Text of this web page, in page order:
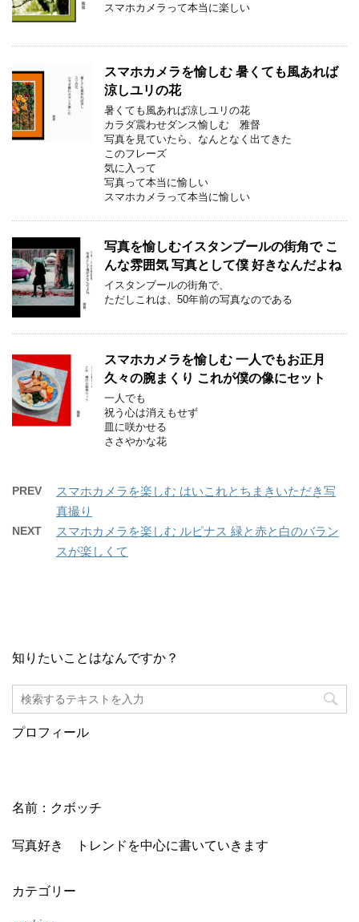
スマホカメラって本当に楽しい
スマホカメラを愉しむ 暑くても風あれば
涼しユリの花
暑くても風あれば涼しユリの花
カラダ震わせダンス愉しむ 雅督
写真を見ていたら、なんとなく出てきた
このフレーズ
気に入って
写真って本当に愉しい
スマホカメラって本当に愉しい
写真を愉しむイスタンブールの街角で こ
んな雰囲気 写真として僕 好きなんだよね
イスタンブールの街角で、
ただしこれは、50年前の写真なのである
スマホカメラを愉しむ 一人でもお正月
久々の腕まくり これが僕の像にセット
一人でも
祝う心は消えもせず
皿に咲かせる
ささやかな花
PREV
スマホカメラを楽しむ はいこれとちまきいただき写
真撮り
NEXT
スマホカメラを楽しむ ルピナス 緑と赤と白のバラン
スが楽しくて
知りたいことはなんですか？
プロフィール
名前：クボッチ
写真好き トレンドを中心に書いていきます
カテゴリー